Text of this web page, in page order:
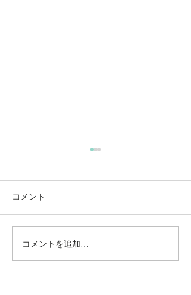
動かないところに、中心
がある。——ロジャース
コメント
コメントを追加…